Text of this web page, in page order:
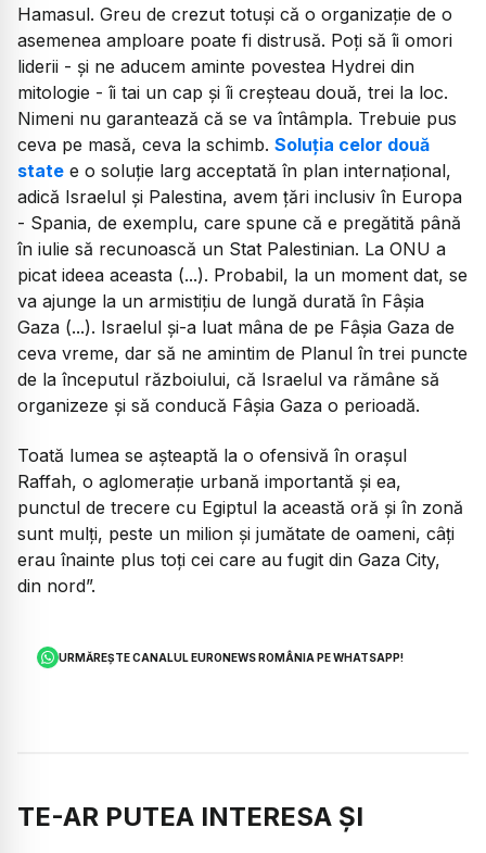
Hamasul. Greu de crezut totuși că o organizație de o
asemenea amploare poate fi distrusă. Poți să îi omori
liderii - și ne aducem aminte povestea Hydrei din
mitologie - îi tai un cap și îi creșteau două, trei la loc.
Nimeni nu garantează că se va întâmpla. Trebuie pus
ceva pe masă, ceva la schimb. Soluția celor două
state e o soluție larg acceptată în plan internațional,
adică Israelul și Palestina, avem țări inclusiv în Europa
- Spania, de exemplu, care spune că e pregătită până
în iulie să recunoască un Stat Palestinian. La ONU a
picat ideea aceasta (...). Probabil, la un moment dat, se
va ajunge la un armistițiu de lungă durată în Fâșia
Gaza (...). Israelul și-a luat mâna de pe Fâșia Gaza de
ceva vreme, dar să ne amintim de Planul în trei puncte
de la începutul războiului, că Israelul va rămâne să
organizeze și să conducă Fâșia Gaza o perioadă.
Toată lumea se așteaptă la o ofensivă în orașul
Raffah, o aglomerație urbană importantă și ea,
punctul de trecere cu Egiptul la această oră și în zonă
sunt mulți, peste un milion și jumătate de oameni, câți
erau înainte plus toți cei care au fugit din Gaza City,
din nord”.
URMĂREȘTE CANALUL EURONEWS ROMÂNIA PE WHATSAPP!
TE-AR PUTEA INTERESA ȘI